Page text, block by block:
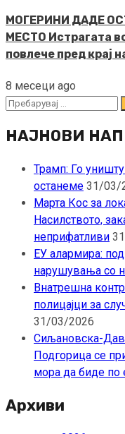
МОГЕРИНИ ДАДЕ
МЕСТО Истрагата
повлече пред крај
8 месеци ago
Пребарувај
НАЈНОВИ
Трамп: Го
останеме 31/03/
Марта Кос за
Насилството,
неприфатливи
ЕУ алармира:
нарушувања со
Внатрешна
полицајци за
31/03/2026
Сиљановска-
Подгорица се
мора да биде по
Архиви